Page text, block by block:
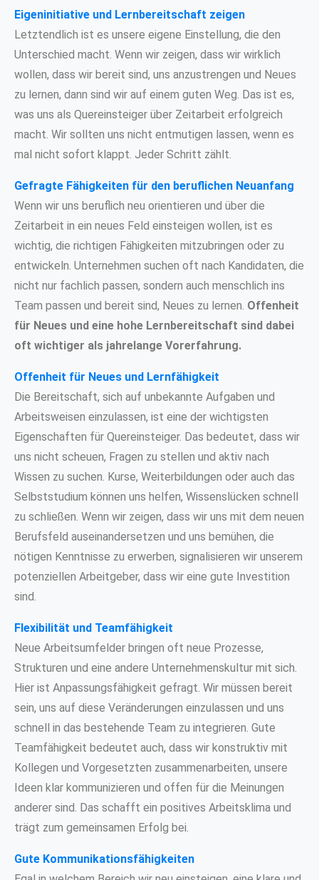
Eigeninitiative und Lernbereitschaft zeigen
Letztendlich ist es unsere eigene Einstellung, die den
Unterschied macht. Wenn wir zeigen, dass wir wirklich
wollen, dass wir bereit sind, uns anzustrengen und Neues
zu lernen, dann sind wir auf einem guten Weg. Das ist es,
was uns als Quereinsteiger über Zeitarbeit erfolgreich
macht. Wir sollten uns nicht entmutigen lassen, wenn es
mal nicht sofort klappt. Jeder Schritt zählt.
Gefragte Fähigkeiten für den beruflichen Neuanfang
Wenn wir uns beruflich neu orientieren und über die
Zeitarbeit in ein neues Feld einsteigen wollen, ist es
wichtig, die richtigen Fähigkeiten mitzubringen oder zu
entwickeln. Unternehmen suchen oft nach Kandidaten, die
nicht nur fachlich passen, sondern auch menschlich ins
Team passen und bereit sind, Neues zu lernen. Offenheit
für Neues und eine hohe Lernbereitschaft sind dabei
oft wichtiger als jahrelange Vorerfahrung.
Offenheit für Neues und Lernfähigkeit
Die Bereitschaft, sich auf unbekannte Aufgaben und
Arbeitsweisen einzulassen, ist eine der wichtigsten
Eigenschaften für Quereinsteiger. Das bedeutet, dass wir
uns nicht scheuen, Fragen zu stellen und aktiv nach
Wissen zu suchen. Kurse, Weiterbildungen oder auch das
Selbststudium können uns helfen, Wissenslücken schnell
zu schließen. Wenn wir zeigen, dass wir uns mit dem neuen
Berufsfeld auseinandersetzen und uns bemühen, die
nötigen Kenntnisse zu erwerben, signalisieren wir unserem
potenziellen Arbeitgeber, dass wir eine gute Investition
sind.
Flexibilität und Teamfähigkeit
Neue Arbeitsumfelder bringen oft neue Prozesse,
Strukturen und eine andere Unternehmenskultur mit sich.
Hier ist Anpassungsfähigkeit gefragt. Wir müssen bereit
sein, uns auf diese Veränderungen einzulassen und uns
schnell in das bestehende Team zu integrieren. Gute
Teamfähigkeit bedeutet auch, dass wir konstruktiv mit
Kollegen und Vorgesetzten zusammenarbeiten, unsere
Ideen klar kommunizieren und offen für die Meinungen
anderer sind. Das schafft ein positives Arbeitsklima und
trägt zum gemeinsamen Erfolg bei.
Gute Kommunikationsfähigkeiten